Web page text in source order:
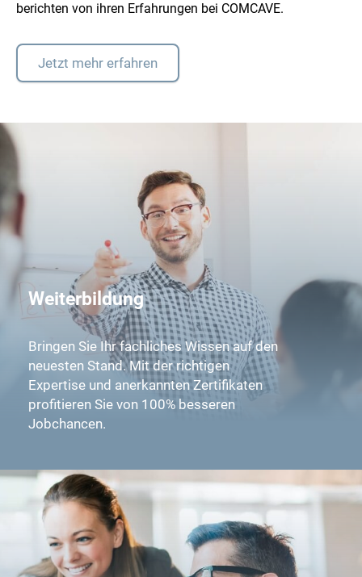
berichten von ihren Erfahrungen bei COMCAVE.
Jetzt mehr erfahren
Weiterbildung
Bringen Sie Ihr fachliches Wissen auf den
neuesten Stand. Mit der richtigen
Expertise und anerkannten Zertifikaten
profitieren Sie von 100% besseren
Jobchancen.